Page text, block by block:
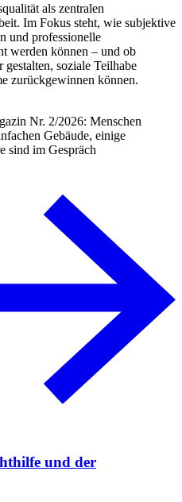
als zentralen
Im Fokus steht, wie subjektive
und professionelle
werden können – und ob
soziale Teilhabe
zurückgewinnen können.
und der